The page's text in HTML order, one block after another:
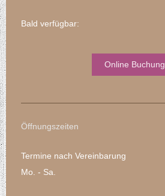
Bald verfügbar:
Online Buchung
Öffnungszeiten
Termine nach Vereinbarung
Mo. - Sa.